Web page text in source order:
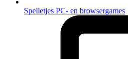
Spelletjes PC- en browsergames